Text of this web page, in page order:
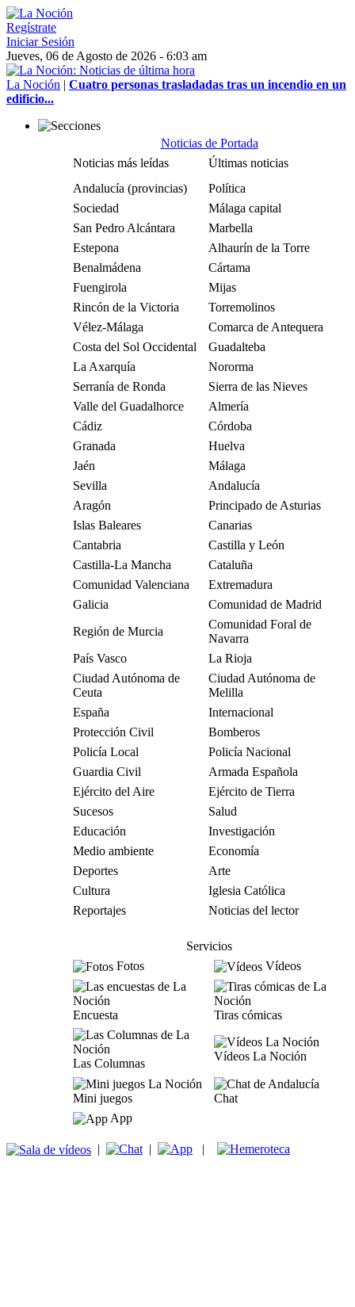
Regístrate
Iniciar Sesión
Jueves, 06 de Agosto de 2026 - 6:03 am
La Noción | Cuatro personas trasladadas tras un incendio en un
edificio...
Noticias de Portada
Noticias más leídas
Últimas noticias
Andalucía (provincias)
Política
Sociedad
Málaga capital
San Pedro Alcántara
Marbella
Estepona
Alhaurín de la Torre
Benalmádena
Cártama
Fuengirola
Mijas
Rincón de la Victoria
Torremolinos
Vélez-Málaga
Comarca de Antequera
Costa del Sol Occidental
Guadalteba
La Axarquía
Nororma
Serranía de Ronda
Sierra de las Nieves
Valle del Guadalhorce
Almería
Cádiz
Córdoba
Granada
Huelva
Jaén
Málaga
Sevilla
Andalucía
Aragón
Principado de Asturias
Islas Baleares
Canarias
Cantabria
Castilla y León
Castilla-La Mancha
Cataluña
Comunidad Valenciana
Extremadura
Galicia
Comunidad de Madrid
Región de Murcia
Comunidad Foral de
Navarra
País Vasco
La Rioja
Ciudad Autónoma de
Ceuta
Ciudad Autónoma de
Melilla
España
Internacional
Protección Civil
Bomberos
Policía Local
Policía Nacional
Guardia Civil
Armada Española
Ejército del Aire
Ejército de Tierra
Sucesos
Salud
Educación
Investigación
Medio ambiente
Economía
Deportes
Arte
Cultura
Iglesia Católica
Reportajes
Noticias del lector
Servicios
Fotos
Vídeos
Encuesta Tiras cómicas
Las Columnas
Vídeos La Noción
Mini juegos
Chat
App
| | |